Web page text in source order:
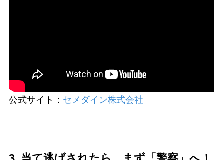
公式サイト： セメダイン株式会社